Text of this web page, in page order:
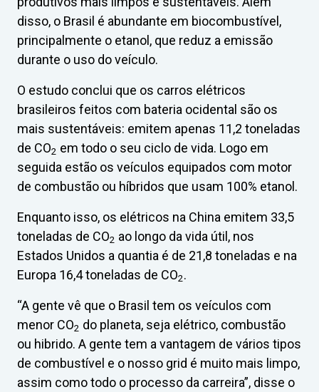
disso, o Brasil é abundante em biocombustível,
principalmente o etanol, que reduz a emissão
durante o uso do veículo.
O estudo conclui que os carros elétricos
brasileiros feitos com bateria ocidental são os
mais sustentáveis: emitem apenas 11,2 toneladas
de CO2 em todo o seu ciclo de vida. Logo em
seguida estão os veículos equipados com motor
de combustão ou híbridos que usam 100% etanol.
Enquanto isso, os elétricos na China emitem 33,5
toneladas de CO2 ao longo da vida útil, nos
Estados Unidos a quantia é de 21,8 toneladas e na
Europa 16,4 toneladas de CO2.
“A gente vê que o Brasil tem os veículos com
menor CO2 do planeta, seja elétrico, combustão
ou hibrido. A gente tem a vantagem de vários tipos
de combustível e o nosso grid é muito mais limpo,
assim como todo o processo da carreira”, disse o